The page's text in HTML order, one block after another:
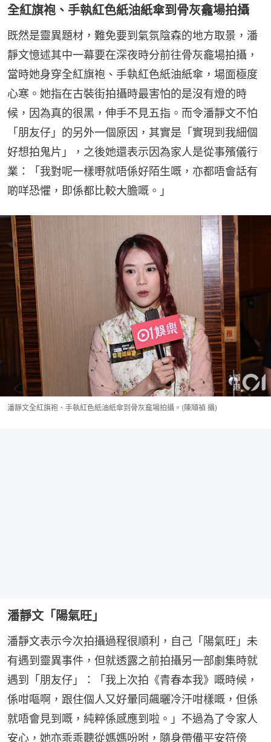
全紅旗袍、手執紅色紙油紙傘到骨灰龕場拍攝
既然是靈異題材，難免要到氣氛陰森的地方取景，潘
靜文憶述其中一幕要在深夜時分前往骨灰龕場拍攝，
當時她身穿全紅旗袍、手執紅色紙油紙傘，場面極度
心寒。她指在古裝街拍攝時最害怕的是沒有燈的時
候，因為真的很黑，伸手不見五指。而令潘靜文不怕
「朋友仔」的另外一個原因，其實是「實現到我細個
好想拍鬼片」，之後她還表示因為家人是從事殯儀行
業：「我對呢一樣嘢就唔係好陌生嘅，亦都唔會話有
啲咩恐懼，即係都比較大膽嘅。」
潘靜文全紅旗袍、手執紅色紙油紙傘到骨灰龕場拍攝。(陳順禎 攝)
潘靜文「陽氣旺」
潘靜文表示今次拍攝過程很順利，自己「陽氣旺」未
有遇到靈異事件，但就透露之前拍攝另一部劇集時就
遇到「朋友仔」：「我上次拍《青春本我》嘅時候，
係咁嘔啊，跟住個人又好暈同飆曬冷汗咁樣嘅，但係
就唔會見到嘅，純粹係感應到啦。」不過為了令家人
安心，她亦乖乖聽從媽媽吩咐，隨身帶備平安符傍